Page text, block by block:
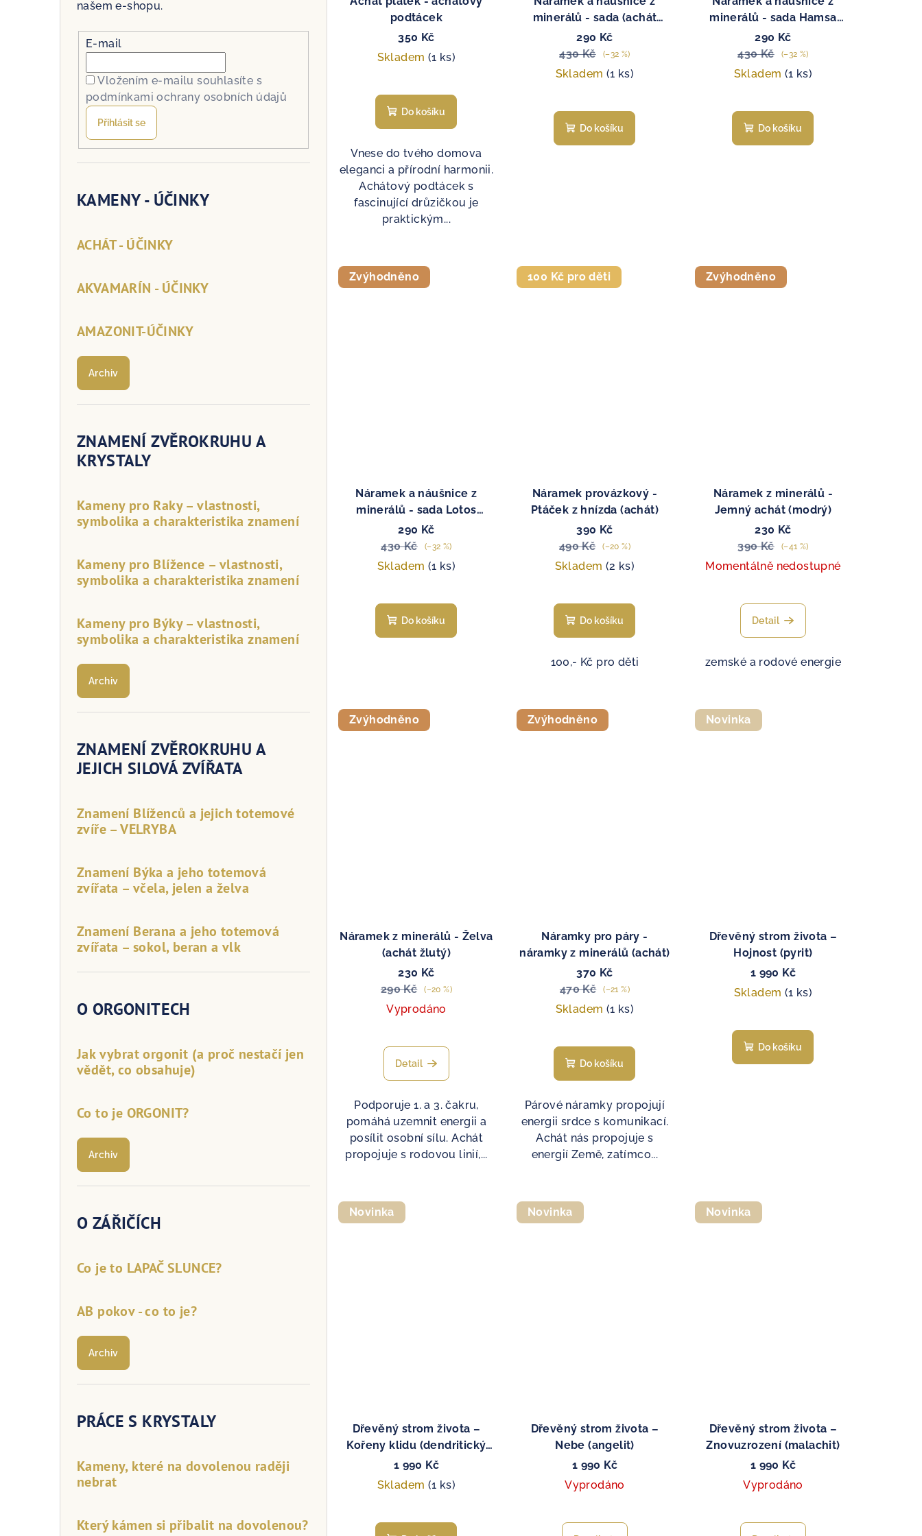
našem e-shopu.
E-mail
Vložením e-mailu souhlasíte s
podmínkami ochrany osobních údajů
Přihlásit se
KAMENY - ÚČINKY
ACHÁT - ÚČINKY
AKVAMARÍN - ÚČINKY
AMAZONIT-ÚČINKY
Archiv
ZNAMENÍ ZVĚROKRUHU A
KRYSTALY
Kameny pro Raky – vlastnosti,
symbolika a charakteristika znamení
Kameny pro Blížence – vlastnosti,
symbolika a charakteristika znamení
Kameny pro Býky – vlastnosti,
symbolika a charakteristika znamení
Archiv
ZNAMENÍ ZVĚROKRUHU A
JEJICH SILOVÁ ZVÍŘATA
Znamení Blíženců a jejich totemové
zvíře – VELRYBA
Znamení Býka a jeho totemová
zvířata – včela, jelen a želva
Znamení Berana a jeho totemová
zvířata – sokol, beran a vlk
O ORGONITECH
Jak vybrat orgonit (a proč nestačí jen
vědět, co obsahuje)
Co to je ORGONIT?
Archiv
O ZÁŘIČÍCH
Co je to LAPAČ SLUNCE?
AB pokov - co to je?
Archiv
PRÁCE S KRYSTALY
Kameny, které na dovolenou raději
nebrat
Který kámen si přibalit na dovolenou?
u
podtácek
350 Kč
Skladem (1 ks)
Do košíku
Vnese do tvého domova
eleganci a přírodní harmonii.
Achátový podtácek s
fascinující drůzičkou je
praktickým...
minerálů - sada (achát
zelený)
290 Kč
430 Kč
(–32 %)
Skladem (1 ks)
Do košíku
minerálů - sada Hamsa
(achát zelený)
290 Kč
430 Kč
(–32 %)
Skladem (1 ks)
Do košíku
Zvýhodněno
Náramek a náušnice z
minerálů - sada Lotos
(achát zelený)
290 Kč
430 Kč
(–32 %)
Skladem (1 ks)
Do košíku
100 Kč pro děti
Náramek provázkový -
Ptáček z hnízda (achát)
390 Kč
490 Kč
(–20 %)
Skladem (2 ks)
Do košíku
100,- Kč pro děti
Zvýhodněno
Náramek z minerálů -
Jemný achát (modrý)
230 Kč
390 Kč
(–41 %)
Momentálně nedostupné
Detail
zemské a rodové energie
Zvýhodněno
Náramek z minerálů - Želva
(achát žlutý)
230 Kč
290 Kč
(–20 %)
Vyprodáno
Detail
Podporuje 1. a 3. čakru,
pomáhá uzemnit energii a
posílit osobní sílu. Achát
propojuje s rodovou linií,...
Zvýhodněno
Náramky pro páry -
náramky z minerálů (achát)
370 Kč
470 Kč
(–21 %)
Skladem (1 ks)
Do košíku
Párové náramky propojují
energii srdce s komunikací.
Achát nás propojuje s
energií Země, zatímco...
Novinka
Dřevěný strom života –
Hojnost (pyrit)
1 990 Kč
Skladem (1 ks)
Do košíku
Novinka
Dřevěný strom života –
Kořeny klidu (dendritický
opál)
1 990 Kč
Skladem (1 ks)
Novinka
Dřevěný strom života –
Nebe (angelit)
1 990 Kč
Vyprodáno
Novinka
Dřevěný strom života –
Znovuzrození (malachit)
1 990 Kč
Vyprodáno